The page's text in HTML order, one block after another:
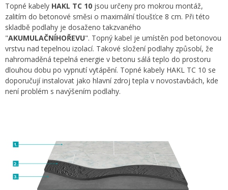
Topné kabely HAKL TC 10 jsou určeny pro mokrou montáž,
zalitím do betonové směsi o maximální tloušťce 8 cm. Při této
skladbě podlahy je dosaženo takzvaného
"AKUMULAČNÍHOŘEVU". Topný kabel je umístěn pod betonovou
vrstvu nad tepelnou izolací. Takové složení podlahy způsobí, že
nahromaděná tepelná energie v betonu sálá teplo do prostoru
dlouhou dobu po vypnutí vytápění. Topné kabely HAKL TC 10 se
doporučují instalovat jako hlavní zdroj tepla v novostavbách, kde
není problém s navýšením podlahy.